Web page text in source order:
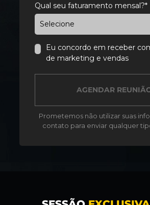
Qual seu faturamento mensal?*
Eu concordo em receber
de marketing e vendas